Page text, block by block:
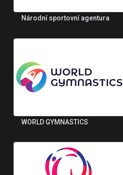
Národní sportovní agentura
WORLD GYMNASTICS